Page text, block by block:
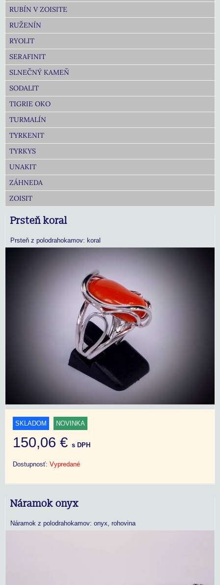
RUBÍN V ZOISITE
RUŽENÍN
RYOLIT
SERAFINIT
SLNEČNÝ KAMEŇ
SODALIT
TIGRIE OKO
TURMALÍN
TYRKENIT
TYRKYS
UNAKIT
ZÁHNEDA
ZOISIT
Prsteň koral
Prsteň z polodrahokamov: koral
SKLADOM NOVINKA
150,06 € s DPH
Dostupnosť: Vypredané
Náramok onyx
Náramok z polodrahokamov: onyx, rohovina